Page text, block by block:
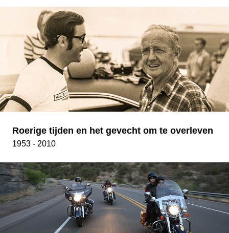
Roerige tijden en het gevecht om te overleven
1953 - 2010